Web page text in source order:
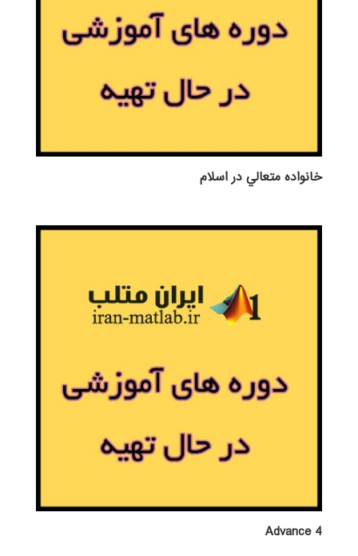
خانواده متعالي در اسلام
Advance 4